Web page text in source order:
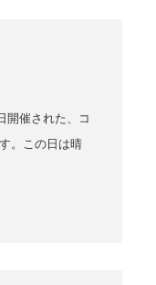
催された、コ
。この日は晴